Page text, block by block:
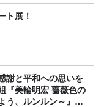
ト展！
謝と平和への思いを
『美輪明宏 薔薇色の
う、ルンルン～』